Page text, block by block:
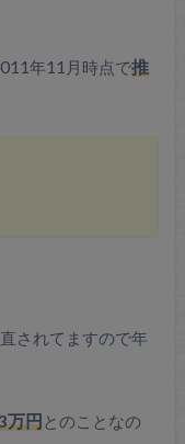
年11月時点で推
されてますので年
万円とのことなの